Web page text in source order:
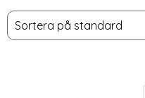
Hoppa
över
Filtrera & sortera
Sortera
Sortera på standard